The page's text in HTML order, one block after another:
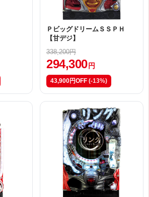
ＰビッグドリームＳＳＰＨ
【甘デジ】
338,200円
294,300 円
43,900円OFF (-13%)